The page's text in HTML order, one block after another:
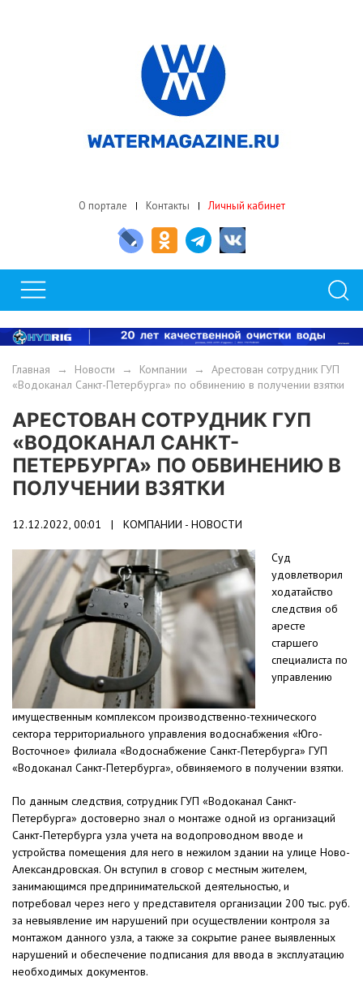
О портале Контакты Личный кабинет
Главная → Новости → Компании → Арестован сотрудник ГУП
«Водоканал Санкт-Петербурга» по обвинению в получении взятки
АРЕСТОВАН СОТРУДНИК ГУП
«ВОДОКАНАЛ САНКТ-
ПЕТЕРБУРГА» ПО ОБВИНЕНИЮ В
ПОЛУЧЕНИИ ВЗЯТКИ
12.12.2022, 00:01 | КОМПАНИИ - НОВОСТИ
Суд
удовлетворил
ходатайство
следствия об
аресте
старшего
специалиста по
управлению
имущественным комплексом производственно-технического
сектора территориального управления водоснабжения «Юго-
Восточное» филиала «Водоснабжение Санкт-Петербурга» ГУП
«Водоканал Санкт-Петербурга», обвиняемого в получении взятки.
По данным следствия, сотрудник ГУП «Водоканал Санкт-
Петербурга» достоверно знал о монтаже одной из организаций
Санкт-Петербурга узла учета на водопроводном вводе и
устройства помещения для него в нежилом здании на улице Ново-
Александровская. Он вступил в сговор с местным жителем,
занимающимся предпринимательской деятельностью, и
потребовал через него у представителя организации 200 тыс. руб.
за невыявление им нарушений при осуществлении контроля за
монтажом данного узла, а также за сокрытие ранее выявленных
нарушений и обеспечение подписания для ввода в эксплуатацию
необходимых документов.